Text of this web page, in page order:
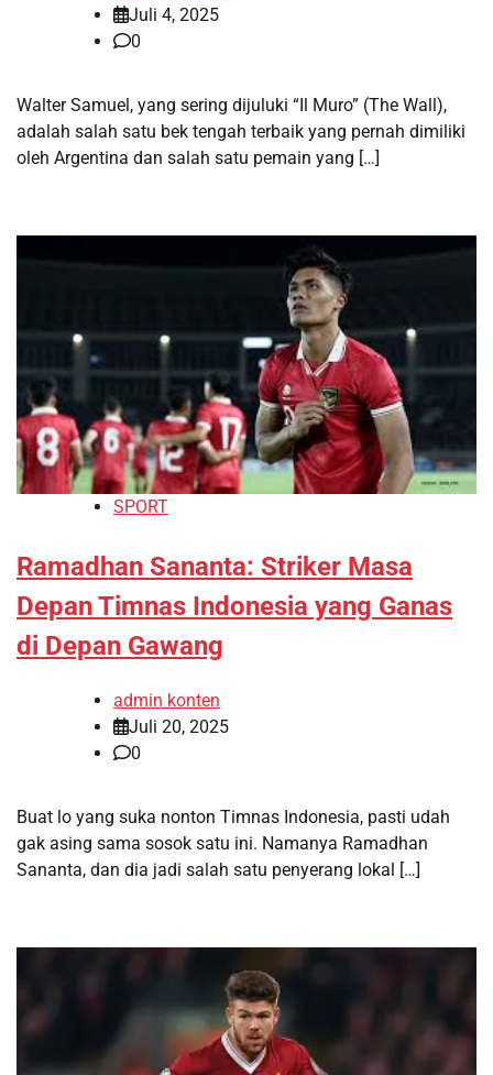
Juli 4, 2025
0
Walter Samuel, yang sering dijuluki “Il Muro” (The Wall),
adalah salah satu bek tengah terbaik yang pernah dimiliki
oleh Argentina dan salah satu pemain yang […]
SPORT
Ramadhan Sananta: Striker Masa
Depan Timnas Indonesia yang Ganas
di Depan Gawang
admin konten
Juli 20, 2025
0
Buat lo yang suka nonton Timnas Indonesia, pasti udah
gak asing sama sosok satu ini. Namanya Ramadhan
Sananta, dan dia jadi salah satu penyerang lokal […]